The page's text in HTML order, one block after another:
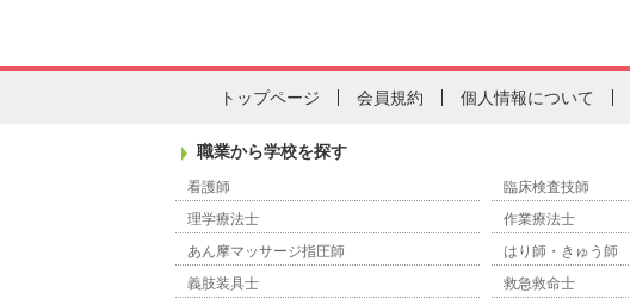
トップページ 会員規約 個人情報について
職業から学校を探す
看護師 臨床検査技師
理学療法士
作業療法士
あん摩マッサージ指圧師
はり師・きゅう師
義肢装具士
救急救命士